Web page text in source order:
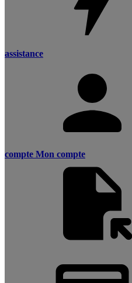
assistance
compte Mon compte